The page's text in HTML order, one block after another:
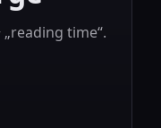
time“.